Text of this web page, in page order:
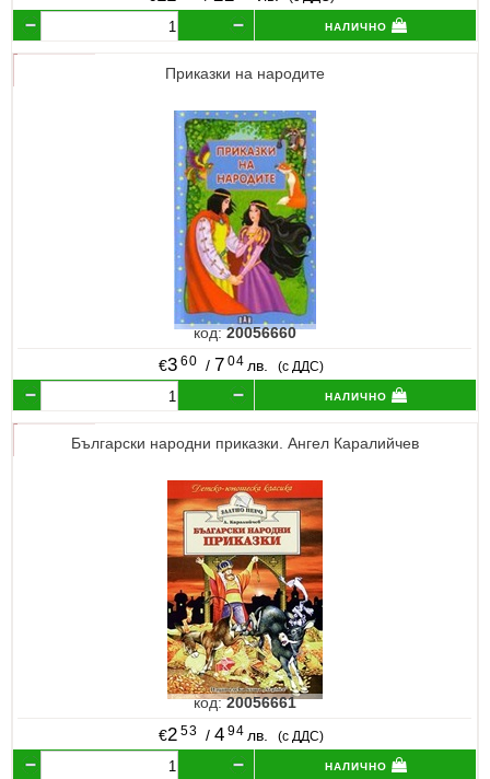
налично
Приказки на народите
код:20056660
€3 60 / 7 04 лв. (с ДДС)
налично
Български народни приказки. Ангел Каралийчев
код:20056661
€2 53 / 4 94 лв. (с ДДС)
налично